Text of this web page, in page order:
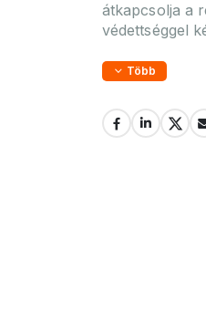
átkapcsolja a
védettséggel
Több